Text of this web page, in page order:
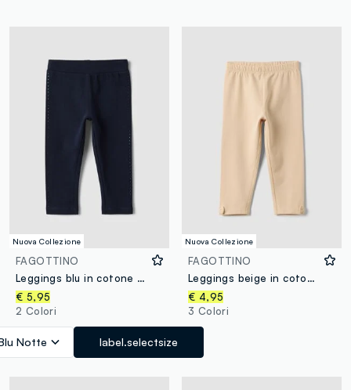
Nuova Collezione
FAGOTTINO
Leggings blu in cotone organico elasticizzato con strass per bimba
€ 5,95
2 Colori
Notte label.selectsize
Nuova Collezione
FAGOTTINO
Leggings beige in cotone organico elasticizzato con fiocchi per bimba
€ 4,95
3 Colori